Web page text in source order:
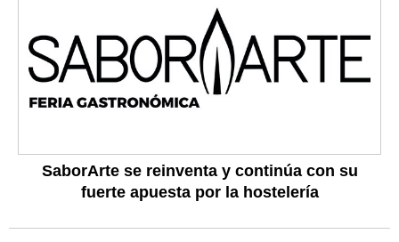
SaborArte se reinventa y continúa con su
fuerte apuesta por la hostelería